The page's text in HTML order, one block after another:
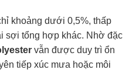
khoảng dưới 0,5%, thấp
sợi tổng hợp khác. Nhờ đặc
vẫn được duy trì ổn
tiếp xúc mưa hoặc môi